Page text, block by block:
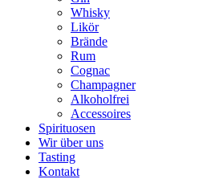
Whisky
Likör
Brände
Rum
Cognac
Champagner
Alkoholfrei
Accessoires
Spirituosen
Wir über uns
Tasting
Kontakt